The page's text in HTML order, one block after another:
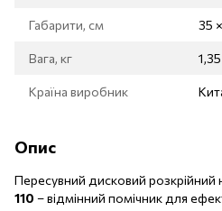
Габарити, см 35
Вага, кг 1,35
Країна виробник
Опис
Пересувний дисковий розкрійний
110 – відмінний помічник для